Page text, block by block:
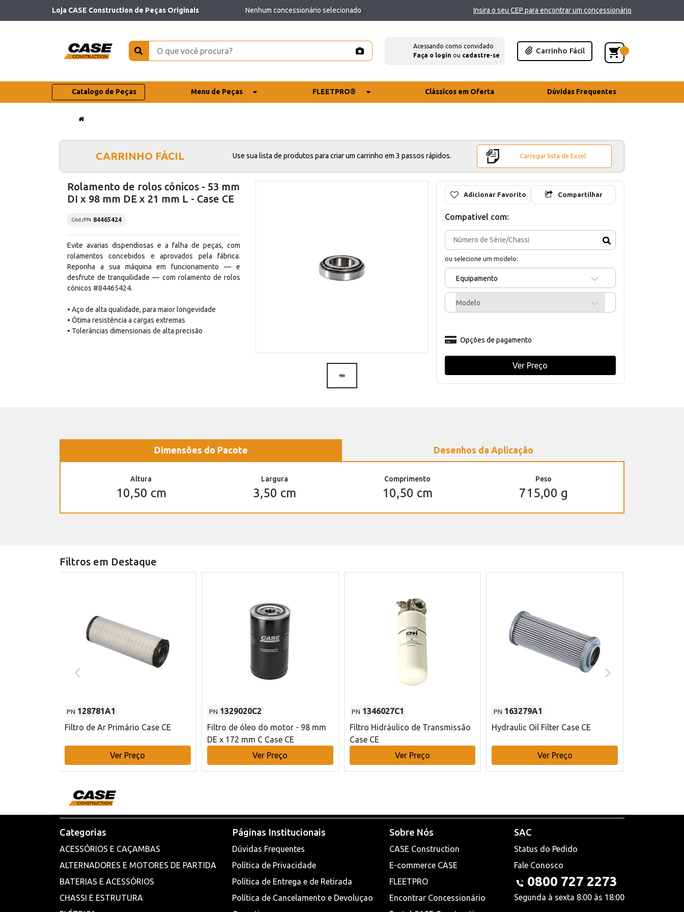
Loja CASE Construction de Peças Originais Nenhum concessionário selecionado Insira o seu CEP para encontrar um concessionário
Acessando como convidado
Faça o login ou cadastre-se
Carrinho Fácil
Catalogo de Peças Menu de Peças FLEETPRO® Clássicos em Oferta Dúvidas Frequentes
CARRINHO FÁCIL Use sua lista de produtos para criar um carrinho em 3 passos rápidos. Carregar lista de Excel
Rolamento de rolos cónicos - 53 mm
DI x 98 mm DE x 21 mm L - Case CE
Cód./PN 84465424
Evite avarias dispendiosas e a falha de peças, com
rolamentos concebidos e aprovados pela fábrica.
Reponha a sua máquina em funcionamento — e
desfrute de tranquilidade — com rolamento de rolos
cónicos #84465424.
• Aço de alta qualidade, para maior longevidade
• Ótima resistência a cargas extremas
• Tolerâncias dimensionais de alta precisão
Adicionar Favorito Compartilhar
Compativel com:
ou selecione um modelo:
Equipamento
Modelo
Opções de pagamento
Ver Preço
Dimensões do Pacote Desenhos da Aplicação
Altura
10,50 cm
Largura
3,50 cm
Comprimento
10,50 cm
Peso
715,00 g
Filtros em Destaque
PN 128781A1
Filtro de Ar Primário Case CE
Ver Preço
PN 1329020C2
Filtro de óleo do motor - 98 mm
DE x 172 mm C Case CE
Ver Preço
PN 1346027C1
Filtro Hidráulico de Transmissão
Case CE
Ver Preço
PN 163279A1
Hydraulic Oil Filter Case CE
Ver Preço
Categorias
ACESSÓRIOS E CAÇAMBAS
ALTERNADORES E MOTORES DE PARTIDA
BATERIAS E ACESSÓRIOS
CHASSI E ESTRUTURA
Páginas Institucionais
Dúvidas Frequentes
Política de Privacidade
Política de Entrega e de Retirada
Política de Cancelamento e Devoluçao
Sobre Nós
CASE Construction
E-commerce CASE
FLEETPRO
Encontrar Concessionário
SAC
Status do Pedido
Fale Conosco
0800 727 2273
Segunda à sexta 8:00 às 18:00